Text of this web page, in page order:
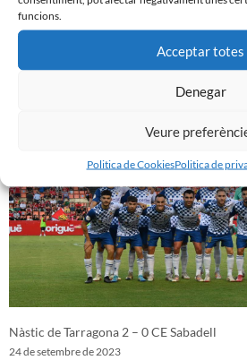
funcions.
Acceptar totes
Denegar
Veure
Politica de CookiesPolitica de
CE Sabadell 3 – 0 Sestao River
Nàstic de Tarragona 2 – 0 CE Sabadell
24 de setembre de 2023